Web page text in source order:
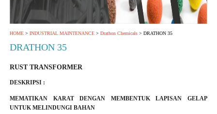
HOME > INDUSTRIAL MAINTENANCE > Drathon Chemicals > DRATHON 35
DRATHON 35
RUST TRANSFORMER
DESKRIPSI :
MEMATIKAN KARAT DENGAN MEMBENTUK LAPISAN GELAP
UNTUK MELINDUNGI BAHAN